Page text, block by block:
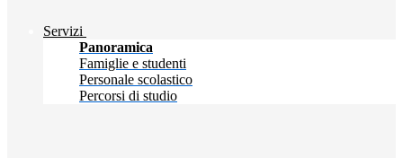
Servizi
Panoramica
Famiglie e studenti
Personale scolastico
Percorsi di studio